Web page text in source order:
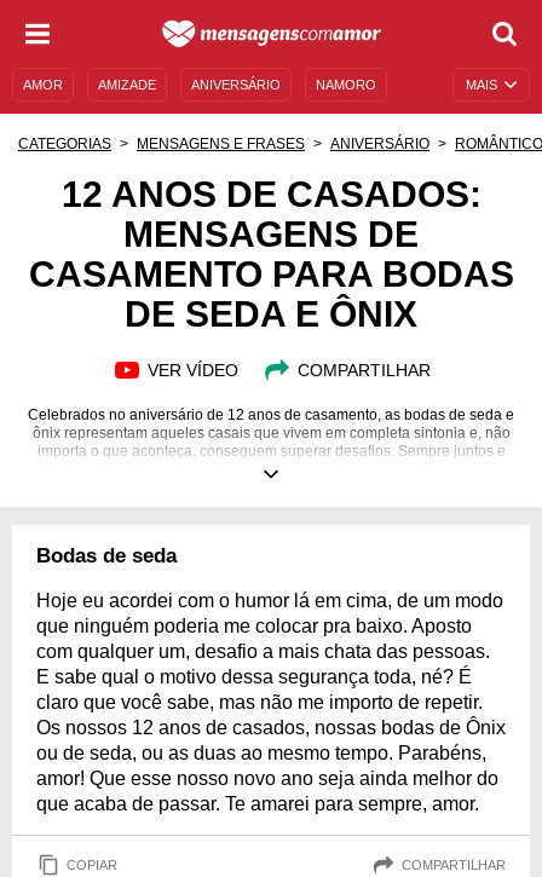
MAIS
AMOR AMIZADE ANIVERSÁRIO NAMORO
MENSAGENS E FRASES MENSAGENS DE ANIVERSÁRIO
ENTRETENIMENTO FAMOSOS BÍBLIA
CATEGORIAS MENSAGENS E FRASES ANIVERSÁRIO ROMÂNTICO
12 ANOS DE CASADOS:
MENSAGENS DE
CASAMENTO PARA BODAS
DE SEDA E ÔNIX
VER VÍDEO COMPARTILHAR
Celebrados no aniversário de 12 anos de casamento, as bodas de seda e
ônix representam aqueles casais que vivem em completa sintonia e, não
importa o que aconteça, conseguem superar desafios. Sempre juntos e
com muita confiança um no outro, raramente brigam e sabem o que devem
bem-estar, felicidade e força. Para comemorar esse momento especial,
Bodas de seda
Hoje eu acordei com o humor lá em cima, de um modo
que ninguém poderia me colocar pra baixo. Aposto
com qualquer um, desafio a mais chata das pessoas.
E sabe qual o motivo dessa segurança toda, né? É
claro que você sabe, mas não me importo de repetir.
Os nossos 12 anos de casados, nossas bodas de Ônix
ou de seda, ou as duas ao mesmo tempo. Parabéns,
amor! Que esse nosso novo ano seja ainda melhor do
que acaba de passar. Te amarei para sempre, amor.
COPIAR COMPARTILHAR